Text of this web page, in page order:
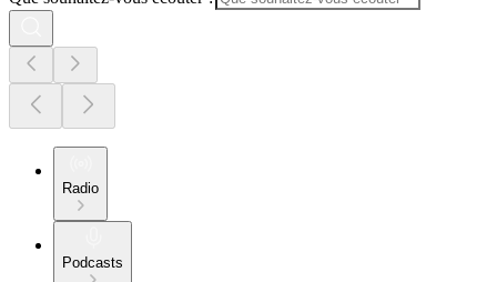
Radio
Podcasts